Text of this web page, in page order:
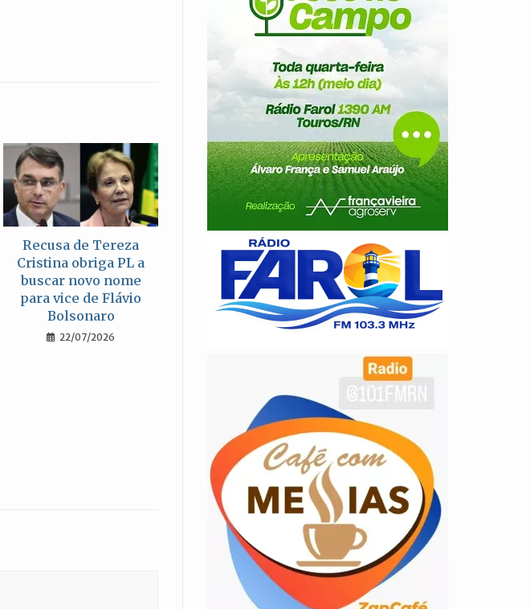
Recusa de Tereza
Cristina obriga PL a
buscar novo nome
para vice de Flávio
Bolsonaro
22/07/2026